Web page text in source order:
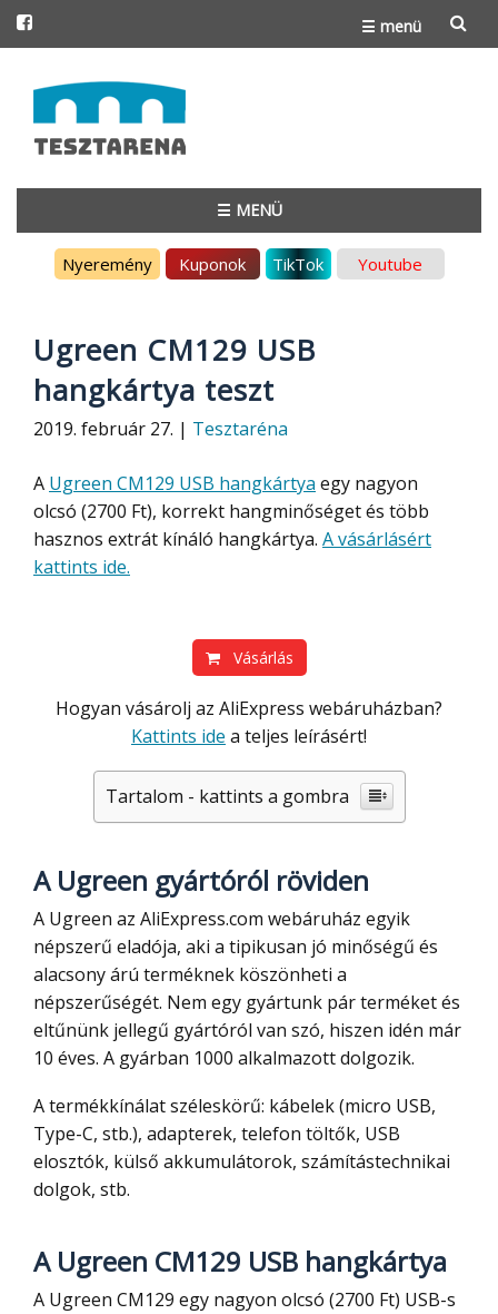
☰ menü
to
content
☰ MENÜ
Nyeremény Kuponok TikTok Youtube
Ugreen CM129 USB
hangkártya teszt
2019. február 27. | Tesztaréna
A Ugreen CM129 USB hangkártya egy nagyon
olcsó (2700 Ft), korrekt hangminőséget és több
hasznos extrát kínáló hangkártya. A vásárlásért
kattints ide.
Vásárlás
Hogyan vásárolj az AliExpress webáruházban?
Kattints ide a teljes leírásért!
Tartalom - kattints a gombra
A Ugreen gyártóról röviden
A Ugreen az AliExpress.com webáruház egyik
népszerű eladója, aki a tipikusan jó minőségű és
alacsony árú terméknek köszönheti a
népszerűségét. Nem egy gyártunk pár terméket és
eltűnünk jellegű gyártóról van szó, hiszen idén már
10 éves. A gyárban 1000 alkalmazott dolgozik.
A termékkínálat széleskörű: kábelek (micro USB,
Type-C, stb.), adapterek, telefon töltők, USB
elosztók, külső akkumulátorok, számítástechnikai
dolgok, stb.
A Ugreen CM129 USB hangkártya
A Ugreen CM129 egy nagyon olcsó (2700 Ft) USB-s